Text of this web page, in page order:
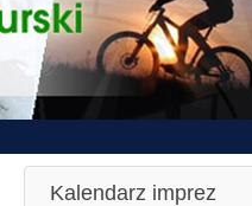
Kalendarz imprez